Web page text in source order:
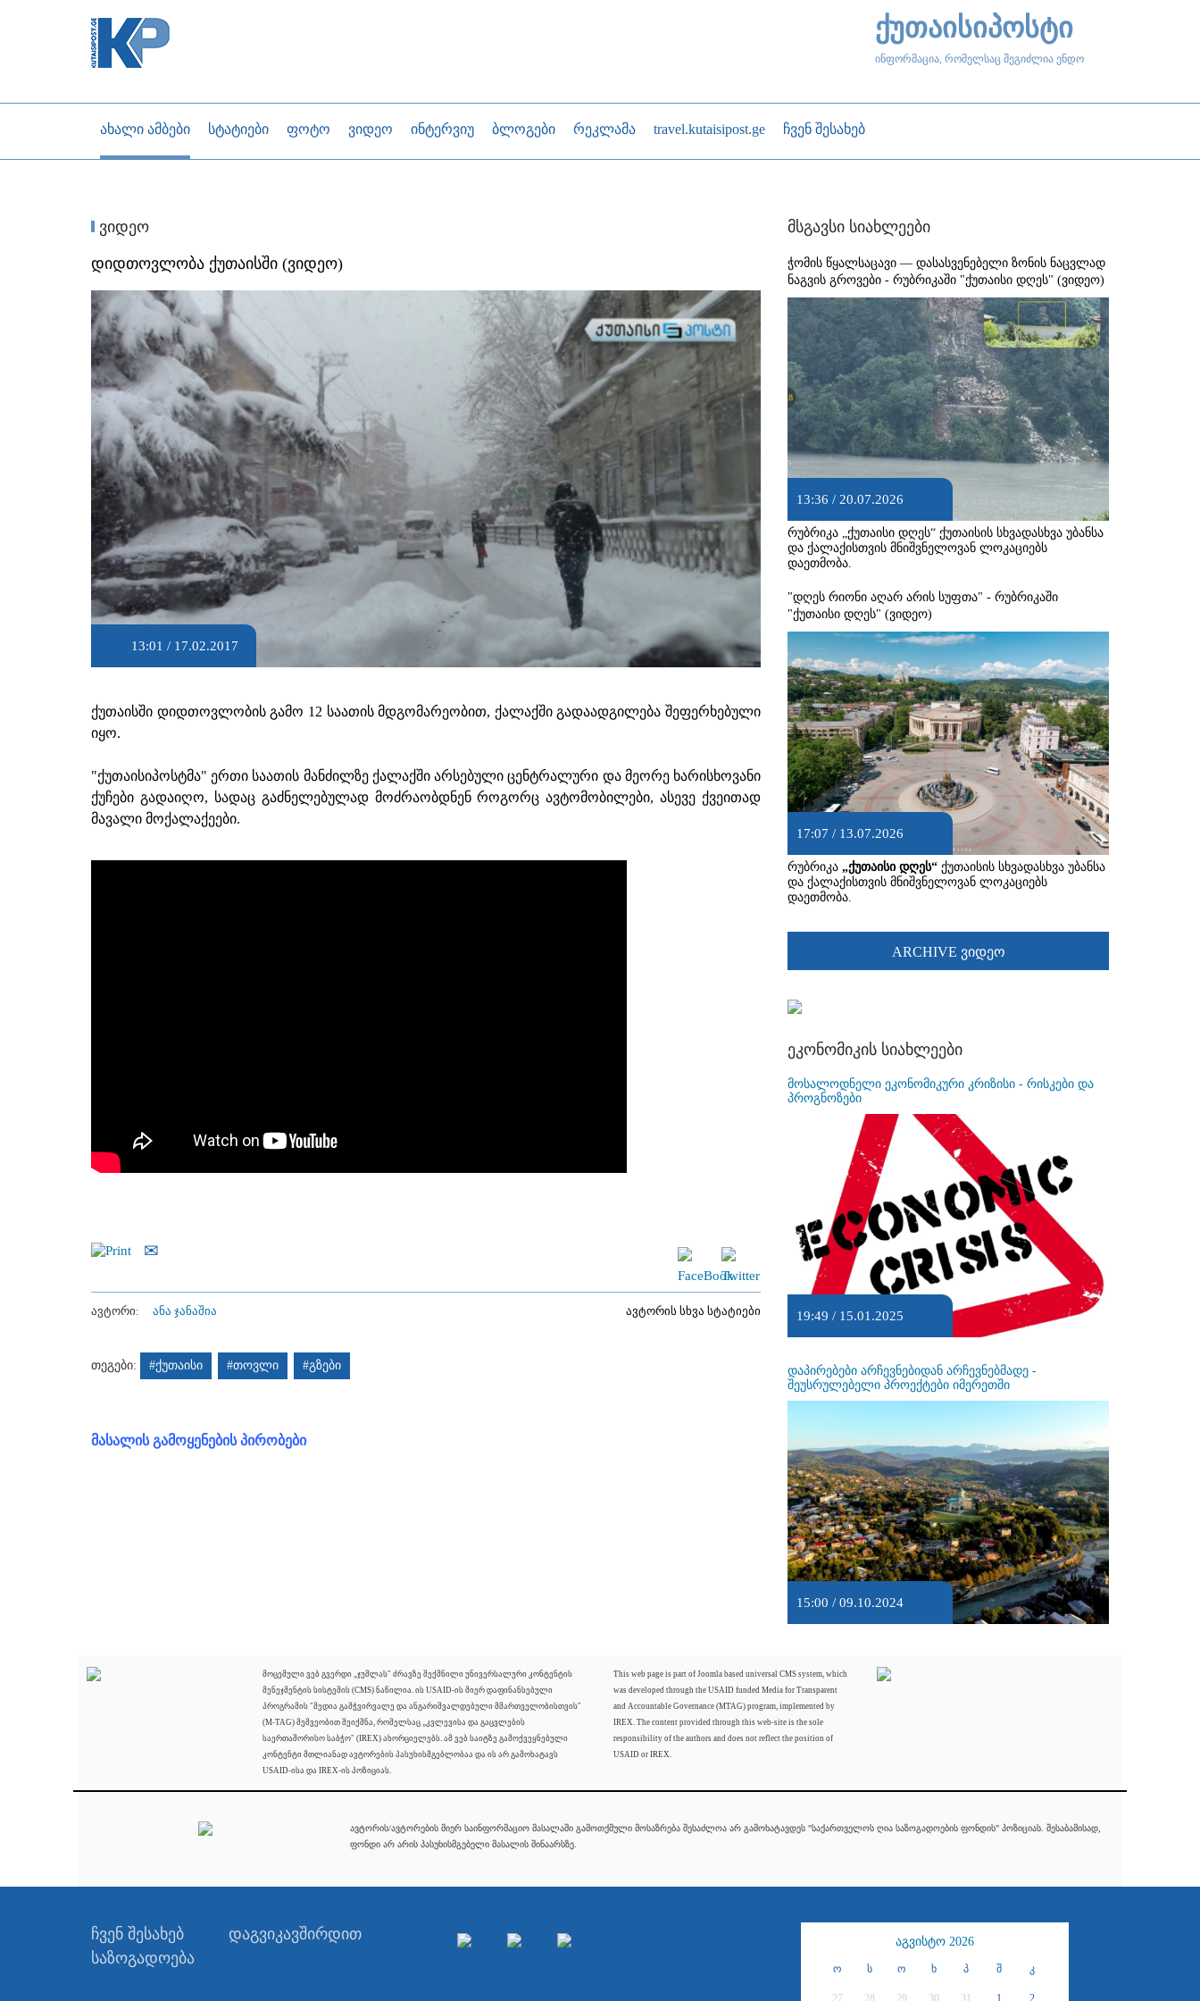
ქუთაისიპოსტი
ინფორმაცია, რომელსაც შეგიძლია ენდო
ახალი ამბები სტატიები ფოტო ვიდეო ინტერვიუ ბლოგები რეკლამა travel.kutaisipost.ge ჩვენ შესახებ
ვიდეო
დიდთოვლობა ქუთაისში (ვიდეო)
13:01 / 17.02.2017
ქუთაისში დიდთოვლობის გამო 12 საათის მდგომარეობით, ქალაქში გადაადგილება შეფერხებული
იყო.
"ქუთაისიპოსტმა" ერთი საათის მანძილზე ქალაქში არსებული ცენტრალური და მეორე ხარისხოვანი
ქუჩები გადაიღო, სადაც გაძნელებულად მოძრაობდნენ როგორც ავტომობილები, ასევე ქვეითად
მავალი მოქალაქეები.
ავტორი: ანა ჯანაშია ავტორის სხვა სტატიები
თეგები: #ქუთაისი #თოვლი #გზები
მასალის გამოყენების პირობები
მსგავსი სიახლეები
ჭომის წყალსაცავი — დასასვენებელი ზონის ნაცვლად
ნაგვის გროვები - რუბრიკაში "ქუთაისი დღეს" (ვიდეო)
13:36 / 20.07.2026
რუბრიკა „ქუთაისი დღეს“ ქუთაისის სხვადასხვა უბანსა
და ქალაქისთვის მნიშვნელოვან ლოკაციებს
დაეთმობა.
"დღეს რიონი აღარ არის სუფთა" - რუბრიკაში
"ქუთაისი დღეს" (ვიდეო)
17:07 / 13.07.2026
რუბრიკა „ქუთაისი დღეს“ ქუთაისის სხვადასხვა უბანსა
და ქალაქისთვის მნიშვნელოვან ლოკაციებს
დაეთმობა.
ARCHIVE ვიდეო
ეკონომიკის სიახლეები
მოსალოდნელი ეკონომიკური კრიზისი - რისკები და
პროგნოზები
19:49 / 15.01.2025
დაპირებები არჩევნებიდან არჩევნებმადე -
შეუსრულებელი პროექტები იმერეთში
15:00 / 09.10.2024
მოცემული ვებ გვერდი „ჯუმლას" ძრავზე შექმნილი უნივერსალური კონტენტის
მენეჯმენტის სისტემის (CMS) ნაწილია. ის USAID-ის მიერ დაფინანსებული
პროგრამის "მედია გამჭვირვალე და ანგარიშვალდებული მმართველობისთვის"
(M-TAG) მეშვეობით შეიქმნა, რომელსაც „კვლევისა და გაცვლების
საერთაშორისო საბჭო" (IREX) ახორციელებს. ამ ვებ საიტზე გამოქვეყნებული
კონტენტი მთლიანად ავტორების პასუხისმგებლობაა და ის არ გამოხატავს
USAID-ისა და IREX-ის პოზიციას.
This web page is part of Joomla based universal CMS system, which
was developed through the USAID funded Media for Transparent
and Accountable Governance (MTAG) program, implemented by
IREX. The content provided through this web-site is the sole
responsibility of the authors and does not reflect the position of
USAID or IREX.
ავტორის/ავტორების მიერ საინფორმაციო მასალაში გამოთქმული მოსაზრება შესაძლოა არ გამოხატავდეს "საქართველოს ღია საზოგადოების ფონდის" პოზიციას. შესაბამისად,
ფონდი არ არის პასუხისმგებელი მასალის შინაარსზე.
ჩვენ შესახებ
დაგვიკავშირდით
საზოგადოება
აგვისტო 2026
ო ს ო ხ პ შ კ
27 28 29 30 31 1 2